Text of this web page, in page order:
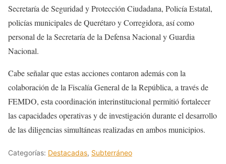
Secretaría de Seguridad y Protección Ciudadana, Policía Estatal,
policías municipales de Querétaro y Corregidora, así como
personal de la Secretaría de la Defensa Nacional y Guardia
Nacional.
Cabe señalar que estas acciones contaron además con la
colaboración de la Fiscalía General de la República, a través de
FEMDO, esta coordinación interinstitucional permitió fortalecer
las capacidades operativas y de investigación durante el desarrollo
de las diligencias simultáneas realizadas en ambos municipios.
Categorías: Destacadas, Subterráneo